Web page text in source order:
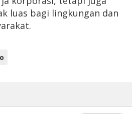
luas bagi lingkungan dan